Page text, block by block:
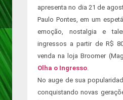
apresenta no dia 21 de
Paulo Pontes, em um
emoção, nostalgia e
ingressos a partir de R$
venda na loja Broomer
Olha o Ingresso.
No auge de sua
conquistando novas